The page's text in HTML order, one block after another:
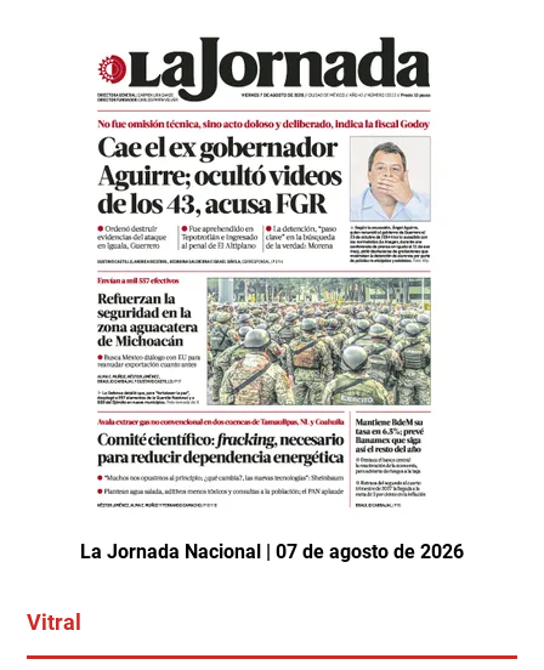
La Jornada Nacional | 07 de agosto de 2026
Vitral